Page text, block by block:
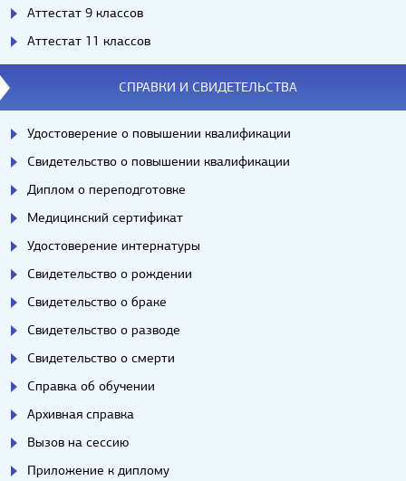
Аттестат 9 классов
Аттестат 11 классов
СПРАВКИ И СВИДЕТЕЛЬСТВА
Удостоверение о повышении квалификации
Свидетельство о повышении квалификации
Диплом о переподготовке
Медицинский сертификат
Удостоверение интернатуры
Свидетельство о рождении
Свидетельство о браке
Свидетельство о разводе
Свидетельство о смерти
Справка об обучении
Архивная справка
Вызов на сессию
Приложение к диплому